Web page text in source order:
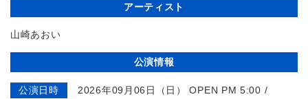
アーティスト
山崎あおい
公演情報
公演日時
2026年09月06日（日） OPEN PM 5:00 /